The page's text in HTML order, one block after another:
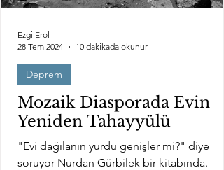
Mozaik Diasporada Evin
Yeniden Tahayyülü
"Evi dağılanın yurdu genişler mi?" diye
soruyor Nurdan Gürbilek bir kitabında.
Deprem
Ezgi Erol
28 Tem 2024
10 dakikada okunur